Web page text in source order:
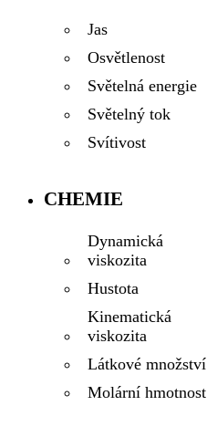
Jas
Osvětlenost
Světelná energie
Světelný tok
Svítivost
CHEMIE
Dynamická
viskozita
Hustota
Kinematická
viskozita
Látkové množství
Molární hmotnost